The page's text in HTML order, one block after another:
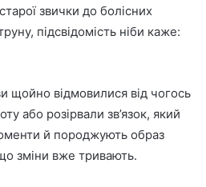
звички до болісних
підсвідомість ніби каже:
щойно відмовилися від чогось
або розірвали зв’язок, який
й породжують образ
зміни вже тривають.